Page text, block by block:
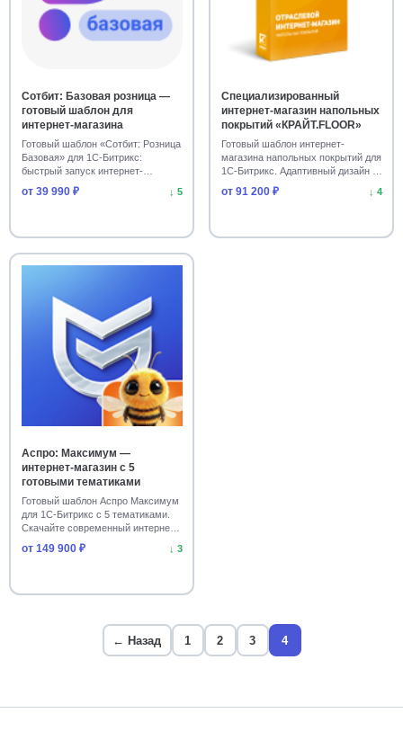
Сотбит: Базовая розница —
готовый шаблон для
интернет-магазина
Готовый шаблон «Сотбит: Розница
Базовая» для 1С-Битрикс:
быстрый запуск интернет-
магазина. Совместим…
от 39 990 ₽ ↓ 5
Специализированный
интернет-магазин напольных
покрытий «КРАЙТ.FLOOR»
Готовый шаблон интернет-
магазина напольных покрытий для
1С-Битрикс. Адаптивный дизайн и
быстрый стар…
от 91 200 ₽ ↓ 4
Аспро: Максимум —
интернет-магазин с 5
готовыми тематиками
Готовый шаблон Аспро Максимум
для 1С-Битрикс с 5 тематиками.
Скачайте современный интернет-
от 149 900 ₽ ↓ 3
← Назад 1 2 3 4